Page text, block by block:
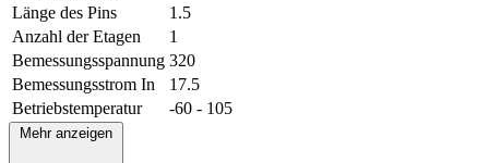
Länge des Pins
1.5
Anzahl der Etagen
1
Bemessungsspannung 320
Bemessungsstrom In
17.5
Betriebstemperatur
-60 - 105
Mehr anzeigen